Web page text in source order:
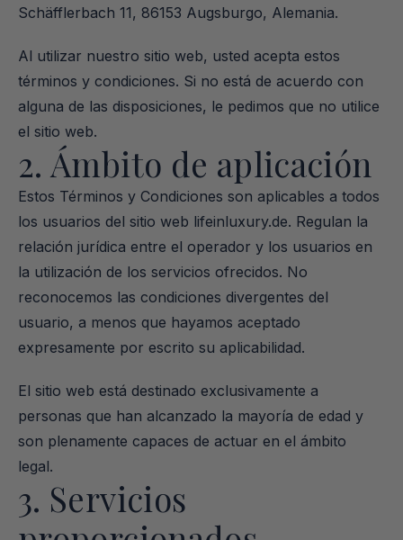
Schäfflerbach 11, 86153 Augsburgo, Alemania.
Al utilizar nuestro sitio web, usted acepta estos
términos y condiciones. Si no está de acuerdo con
alguna de las disposiciones, le pedimos que no utilice
el sitio web.
2. Ámbito de aplicación
Estos Términos y Condiciones son aplicables a todos
los usuarios del sitio web lifeinluxury.de. Regulan la
relación jurídica entre el operador y los usuarios en
la utilización de los servicios ofrecidos. No
reconocemos las condiciones divergentes del
usuario, a menos que hayamos aceptado
expresamente por escrito su aplicabilidad.
El sitio web está destinado exclusivamente a
personas que han alcanzado la mayoría de edad y
son plenamente capaces de actuar en el ámbito
legal.
3. Servicios